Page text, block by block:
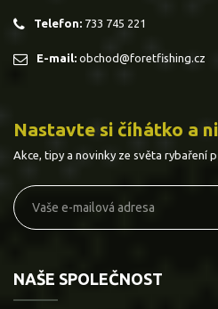
Telefon: 733 745 221
E-mail: obchod@foretfishing.cz
Nastavte si číhátko a
Akce, tipy a novinky ze světa rybaření
NAŠE SPOLEČNOST